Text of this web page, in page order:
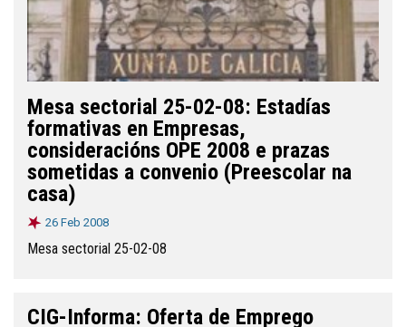
Mesa sectorial 25-02-08: Estadías
formativas en Empresas,
consideracións OPE 2008 e prazas
sometidas a convenio (Preescolar na
casa)
26 Feb 2008
Mesa sectorial 25-02-08
CIG-Informa: Oferta de Emprego